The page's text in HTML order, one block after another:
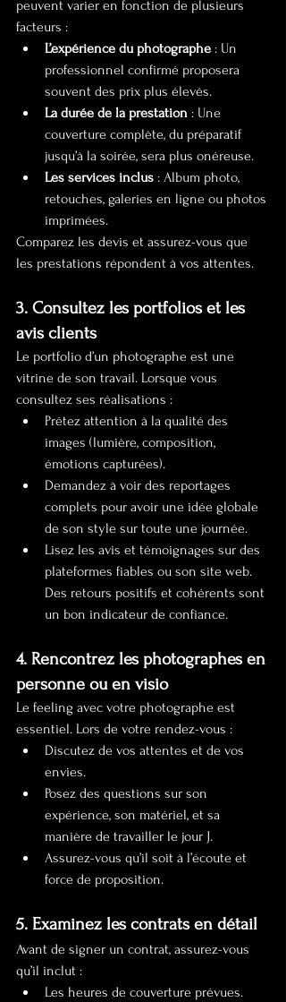
peuvent varier en fonction de plusieurs
facteurs :
L’expérience du photographe : Un
professionnel confirmé proposera
souvent des prix plus élevés.
La durée de la prestation : Une
couverture complète, du préparatif
jusqu’à la soirée, sera plus onéreuse.
Les services inclus : Album photo,
retouches, galeries en ligne ou photos
imprimées.
Comparez les devis et assurez-vous que
les prestations répondent à vos attentes.
3. Consultez les portfolios et les
avis clients
Le portfolio d’un photographe est une
vitrine de son travail. Lorsque vous
consultez ses réalisations :
Prêtez attention à la qualité des
images (lumière, composition,
émotions capturées).
Demandez à voir des reportages
complets pour avoir une idée globale
de son style sur toute une journée.
Lisez les avis et témoignages sur des
plateformes fiables ou son site web.
Des retours positifs et cohérents sont
un bon indicateur de confiance.
4. Rencontrez les photographes en
personne ou en visio
Le feeling avec votre photographe est
essentiel. Lors de votre rendez-vous :
Discutez de vos attentes et de vos
envies.
Posez des questions sur son
expérience, son matériel, et sa
manière de travailler le jour J.
Assurez-vous qu’il soit à l’écoute et
force de proposition.
5. Examinez les contrats en détail
Avant de signer un contrat, assurez-vous
qu’il inclut :
Les heures de couverture prévues.